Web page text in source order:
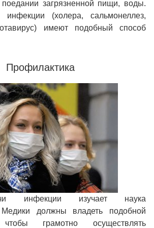
поедании загрязненной пищи, воды.
(холера, сальмонеллез,
имеют подобный способ
Профилактика
инфекции изучает наука
Медики должны владеть подобной
грамотно осуществлять